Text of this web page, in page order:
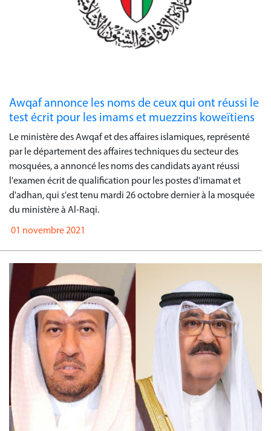
Awqaf annonce les noms de ceux qui ont réussi le
test écrit pour les imams et muezzins koweïtiens
Le ministère des Awqaf et des affaires islamiques, représenté
par le département des affaires techniques du secteur des
mosquées, a annoncé les noms des candidats ayant réussi
l'examen écrit de qualification pour les postes d'imamat et
d'adhan, qui s'est tenu mardi 26 octobre dernier à la mosquée
du ministère à Al-Raqi.
01 novembre 2021